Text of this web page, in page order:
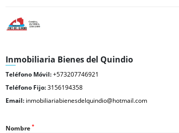
Inmobiliaria Bienes del Quindio
Teléfono Móvil:+573207746921
Teléfono Fijo:3156194358
Email: inmobiliariabienesdelquindio@hotmail.com
Nombre*